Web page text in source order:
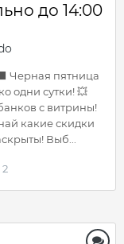
до 14:00
Черная пятница
одни сутки! 💥
с витрины!
какие скидки
Выб...
2